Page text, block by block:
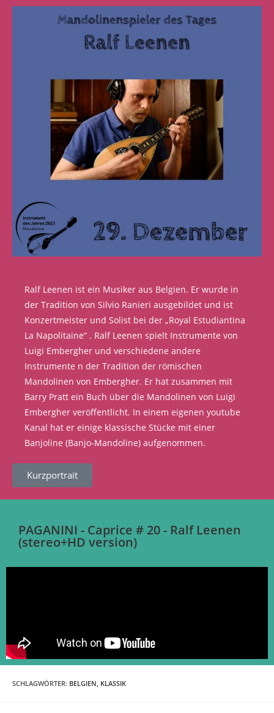
Ralf Leenen ist ein Musiker aus Belgien. Er wurde in
der Tradition von Silvio Ranieri ausgebildet und ist
Konzertmeister und Solist bei der „Royal Estudiantina
La Napolitaine“ . Ralf Leenen spielt Instrumente von
Luigi Embergher und verschiedene andere
Instrumente n der Tradition der römischen
Mandolinen von Embergher. Er hat zusammen mit
Barry Pratt ein Buch über die Mandolinen von Luigi
Embergher veröffentlicht. In einem eigenen youtube
Kanal hat er einige klassische Stücke mit einer
Banjoline (Banjo-Mandoline) aufgenommen.
Kurzportrait
PAGANINI - Caprice # 20 - Ralf Leenen
(stereo+HD version)
SCHLAGWÖRTER: BELGIEN, KLASSIK